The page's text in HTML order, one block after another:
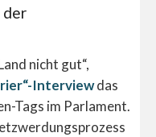
der
nicht gut“,
Interviewdas
Tags im Parlament.